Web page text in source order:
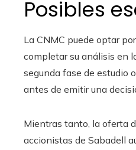
Posibles
La CNMC puede optar
completar su análisis en
segunda fase de estudio
antes de emitir una
Mientras tanto, la oferta
accionistas de Sabadell